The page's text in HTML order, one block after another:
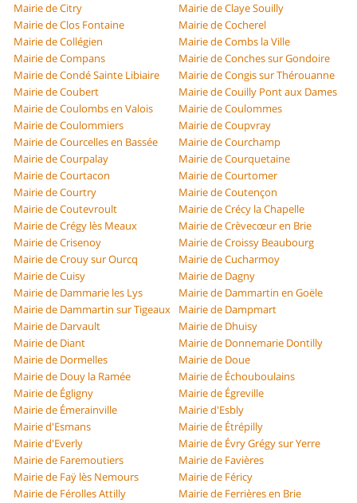
Mairie de Citry
Mairie de Claye Souilly
Mairie de Clos Fontaine
Mairie de Cocherel
Mairie de Collégien
Mairie de Combs la Ville
Mairie de Compans
Mairie de Conches sur Gondoire
Mairie de Condé Sainte Libiaire
Mairie de Congis sur Thérouanne
Mairie de Coubert
Mairie de Couilly Pont aux Dames
Mairie de Coulombs en Valois
Mairie de Coulommes
Mairie de Coulommiers
Mairie de Coupvray
Mairie de Courcelles en Bassée
Mairie de Courchamp
Mairie de Courpalay
Mairie de Courquetaine
Mairie de Courtacon
Mairie de Courtomer
Mairie de Courtry
Mairie de Coutençon
Mairie de Coutevroult
Mairie de Crécy la Chapelle
Mairie de Crégy lès Meaux
Mairie de Crèvecœur en Brie
Mairie de Crisenoy
Mairie de Croissy Beaubourg
Mairie de Crouy sur Ourcq
Mairie de Cucharmoy
Mairie de Cuisy
Mairie de Dagny
Mairie de Dammarie les Lys
Mairie de Dammartin en Goële
Mairie de Dammartin sur Tigeaux
Mairie de Dampmart
Mairie de Darvault
Mairie de Dhuisy
Mairie de Diant
Mairie de Donnemarie Dontilly
Mairie de Dormelles
Mairie de Doue
Mairie de Douy la Ramée
Mairie de Échouboulains
Mairie de Égligny
Mairie de Égreville
Mairie de Émerainville
Mairie d'Esbly
Mairie d'Esmans
Mairie de Étrépilly
Mairie d'Everly
Mairie de Évry Grégy sur Yerre
Mairie de Faremoutiers
Mairie de Favières
Mairie de Faÿ lès Nemours
Mairie de Féricy
Mairie de Férolles Attilly
Mairie de Ferrières en Brie